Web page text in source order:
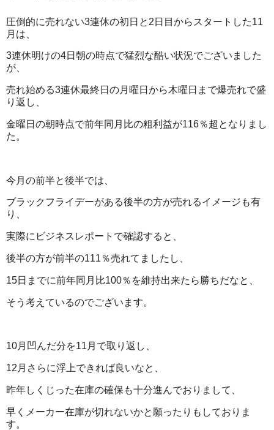
圧倒的に売れない3連休の初日と2日目からスタートした11
月は、
3連休明けの4日朝の時点で猛烈な酷い状況でございました
が、
売れ始める3連休最終日の月曜日から木曜日まで爆売れで盛
り返し、
金曜日の朝時点で前年同月比の粗利益が116％超となりまし
た。
今月の前半と後半では、
ブラックフライデーがある後半の方が売れるイメージも有
り、
実際にビジネスレポートで確認すると、
後半の方が前半の111％売れてましたし、
15日までに前年同月比100％を維持出来たら勝ちだなと、
そう考えているのでございます。
10月凹んだ分を11月で取り返し、
12月さらに浮上できれば良いなと、
昨年しくじった在庫の確保も十分進んでおりまして、
早くメーカー在庫が切れないかと願ったりもしておりま
す。